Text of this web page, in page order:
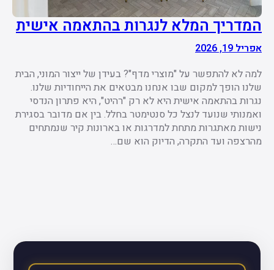
המדריך המלא לנגרות בהתאמה אישית
אפריל 19, 2026
למה לא להתפשר על "מוצרי מדף"? בעידן של ייצור המוני, הבית
שלנו הופך למקום שבו אנחנו מבטאים את הייחודיות שלנו.
נגרות בהתאמה אישית היא לא רק "רהיט", היא פתרון הנדסי
ואמנותי שנועד לנצל כל סנטימטר בחלל. בין אם מדובר בסגירת
נישות מאתגרות מתחת למדרגות או בארונות קיר שנמתחים
מהרצפה ועד התקרה, הדיוק הוא שם…